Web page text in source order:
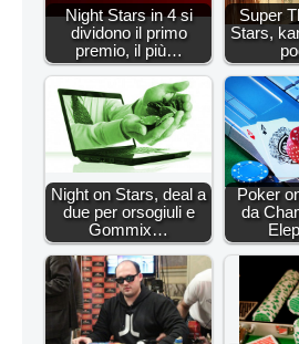
Night Stars in 4 si
dividono il primo
premio, il più…
Super
Stars,
Night on Stars, deal a
due per orsogiuli e
Gommix…
Poker
da